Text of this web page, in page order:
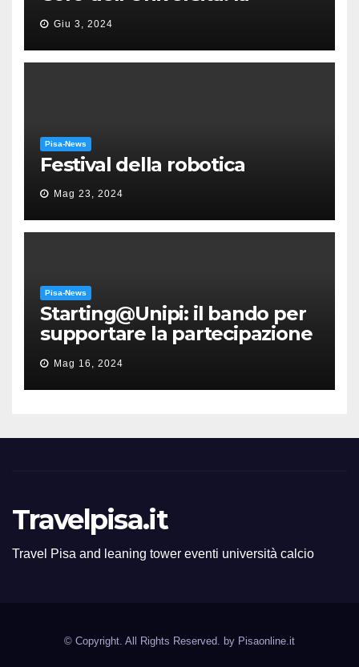
“Messa in gloria” di Giacomo
Puccini
Giu 3, 2024
Pisa-News
Festival della robotica
Mag 23, 2024
Pisa-News
Starting@Unipi: il bando per
supportare la partecipazione
all’ERC Starting Grant
Mag 16, 2024
Travelpisa.it
Travel Pisa and leaning tower eventi università calcio
© Copyright. All Rights Reserved. by Pisaonline.it